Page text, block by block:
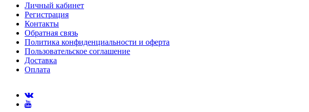
Личный кабинет
Регистрация
Контакты
Обратная связь
Политика конфиденциальности и оферта
Пользовательское соглашение
Доставка
Оплата